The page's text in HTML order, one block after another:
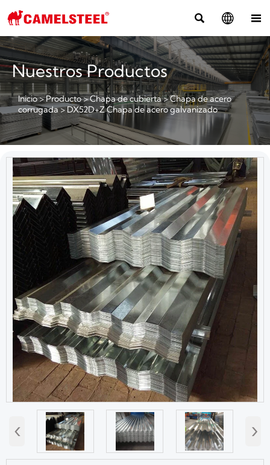
  
Nuestros Productos
Inicio>Producto>Chapa de cubierta>Chapa de acero
corrugada>DX52D+Z Chapa de acero galvanizado
‹ ›